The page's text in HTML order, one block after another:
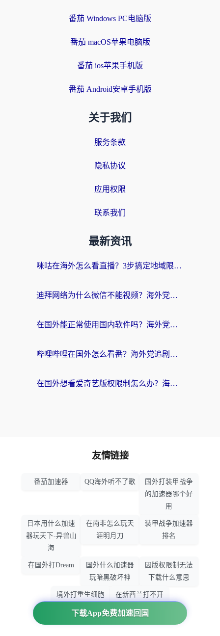
番茄 Windows PC电脑版
番茄 macOS苹果电脑版
番茄 ios苹果手机版
番茄 Android安卓手机版
关于我们
服务条款
隐私协议
应用权限
联系我们
最新资讯
咪咕在海外怎么看直播？3步搞定地域限制，还能畅看腾讯视频与国内热剧
迪拜网络为什么微信不能视频？海外党必看的回国加速全攻略
在国外能正常使用国内软件吗？海外党亲测有效的无缝访问指南
哔哩哔哩在国外怎么看番？海外党追剧看片的终极解决方案
在国外想看爱奇艺版权限制怎么办？海外华人必看的追剧自由指南
下载App免费加速回国
友情链接
番茄加速器 QQ海外听不了歌
国外打装甲战争
的加速器哪个好
用
日本用什么加速
器玩天下-异兽山
海
在南非怎么玩天
涯明月刀
装甲战争加速器
排名
在国外打Dream
国外什么加速器
玩暗黑破坏神
因版权限制无法
下载什么意思
境外打重生细胞
加速器哪个好
在新西兰打不开
大智慧怎么办